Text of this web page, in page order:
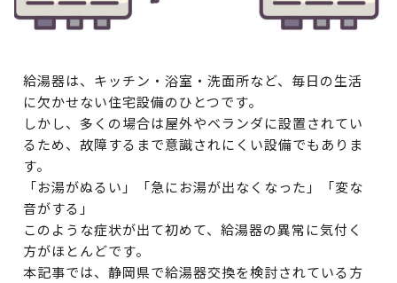
給湯器は、キッチン・浴室・洗面所など、毎日の生活
に欠かせない住宅設備のひとつです。
しかし、多くの場合は屋外やベランダに設置されてい
るため、故障するまで意識されにくい設備でもありま
す。
「お湯がぬるい」「急にお湯が出なくなった」「変な
音がする」
このような症状が出て初めて、給湯器の異常に気付く
方がほとんどです。
本記事では、静岡県で給湯器交換を検討されている方